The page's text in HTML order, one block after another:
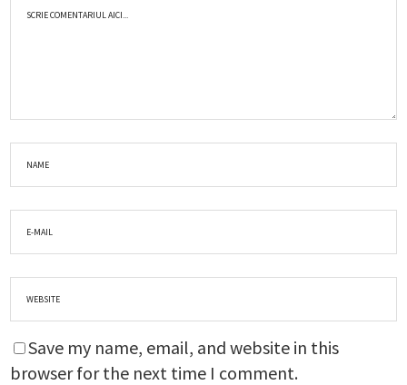
Save my name, email, and website in this
browser for the next time I comment.